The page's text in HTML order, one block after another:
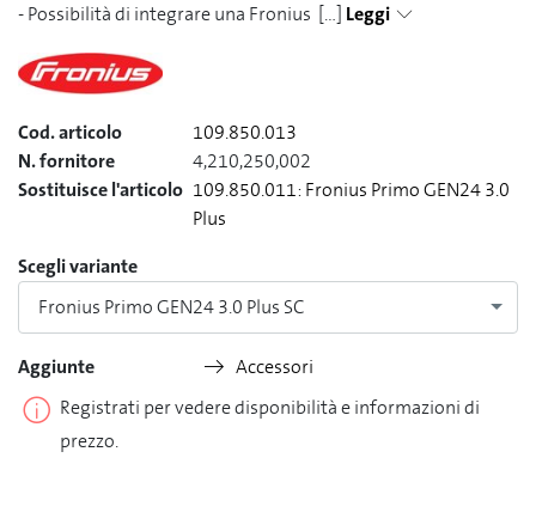
- Possibilità di integrare una Fronius [...] Leggi
Cod. articolo
109.850.013
N. fornitore
4,210,250,002
Sostituisce l'articolo 109.850.011: Fronius Primo GEN24 3.0
Plus
Scegli variante
Fronius Primo GEN24 3.0 Plus SC
Aggiunte
Accessori
Registrati per vedere disponibilità e informazioni di
prezzo.